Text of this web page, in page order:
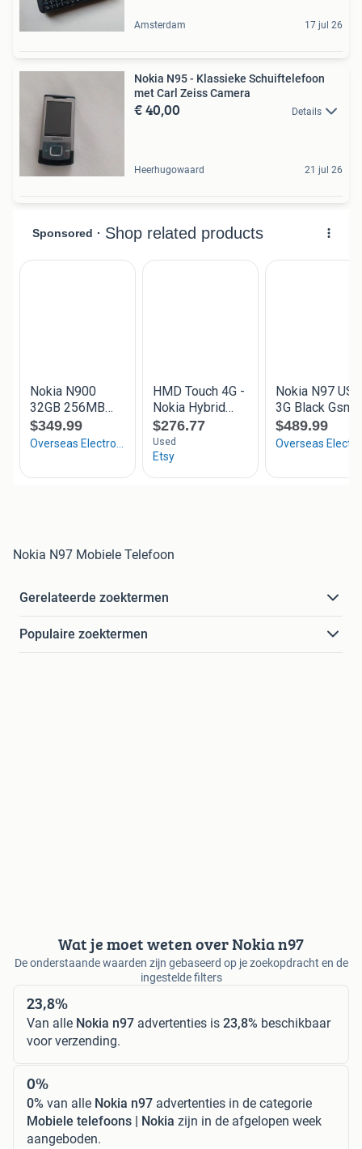
Amsterdam 17 jul 26
Nokia N95 - Klassieke Schuiftelefoon
met Carl Zeiss Camera
€ 40,00 Details
Heerhugowaard 21 jul 26
Nokia N97 Mobiele Telefoon
Gerelateerde zoektermen
Populaire zoektermen
Wat je moet weten over Nokia n97
De onderstaande waarden zijn gebaseerd op je zoekopdracht en de
ingestelde filters
23,8%
Van alle Nokia n97 advertenties is 23,8% beschikbaar
voor verzending.
0%
0% van alle Nokia n97 advertenties in de categorie
Mobiele telefoons | Nokia zijn in de afgelopen week
aangeboden.